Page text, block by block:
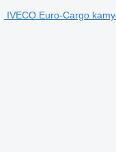
IVECO Euro-Cargo